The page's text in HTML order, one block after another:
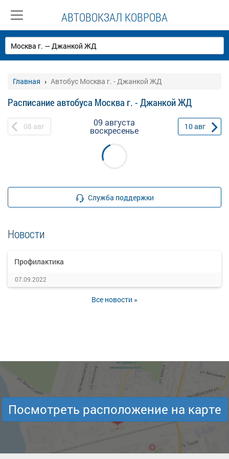
АВТОВОКЗАЛ КОВРОВА
Главная Автобус Москва г. - Джанкой ЖД
Расписание автобуса Москва г. - Джанкой ЖД
08 авг 09 августа
воскресенье 10авг
Служба поддержки
Новости
Профилактика
07.09.2022
Все новости »
Посмотреть расположение на карте